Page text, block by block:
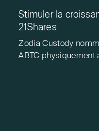
Stimuler la
21Shares
Zodia Custody
ABTC physiquement